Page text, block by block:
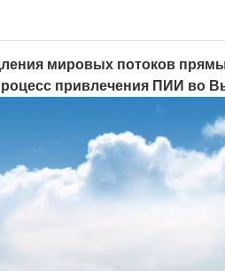
мировых потоков
привлечения ПИИ во